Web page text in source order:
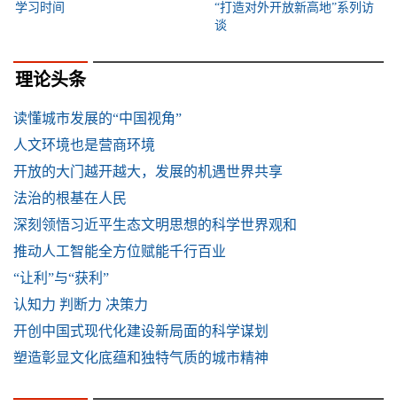
学习时间
“打造对外开放新高地”系列访
谈
理论头条
读懂城市发展的“中国视角”
人文环境也是营商环境
开放的大门越开越大，发展的机遇世界共享
法治的根基在人民
深刻领悟习近平生态文明思想的科学世界观和
推动人工智能全方位赋能千行百业
“让利”与“获利”
认知力 判断力 决策力
开创中国式现代化建设新局面的科学谋划
塑造彰显文化底蕴和独特气质的城市精神